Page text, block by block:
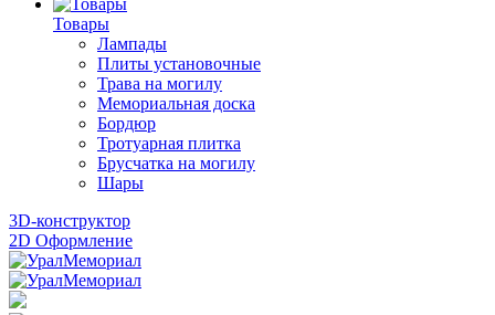
Товары
Лампады
Плиты установочные
Трава на могилу
Мемориальная доска
Бордюр
Тротуарная плитка
Брусчатка на могилу
Шары
3D-конструктор
2D Оформление